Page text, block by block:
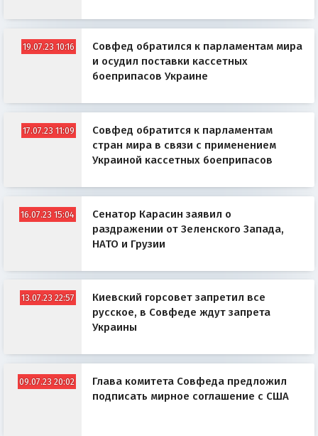
19.07.23 10:16
Совфед обратился к парламентам мира
и осудил поставки кассетных
боеприпасов Украине
17.07.23 11:09
Совфед обратится к парламентам
стран мира в связи с применением
Украиной кассетных боеприпасов
16.07.23 15:04
Сенатор Карасин заявил о
раздражении от Зеленского Запада,
НАТО и Грузии
13.07.23 22:57
Киевский горсовет запретил все
русское, в Совфеде ждут запрета
Украины
09.07.23 20:02
Глава комитета Совфеда предложил
подписать мирное соглашение с США